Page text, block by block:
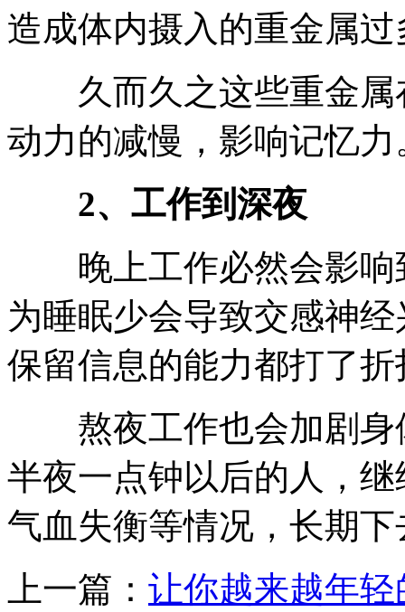
造成体内摄入的重金属
久而久之这些重金属
动力的减慢，影响记忆力
2、工作到深夜
晚上工作必然会影响
为睡眠少会导致交感神
保留信息的能力都打了折
熬夜工作也会加剧身
半夜一点钟以后的人，
气血失衡等情况，长期
上一篇： 让你越来越年轻